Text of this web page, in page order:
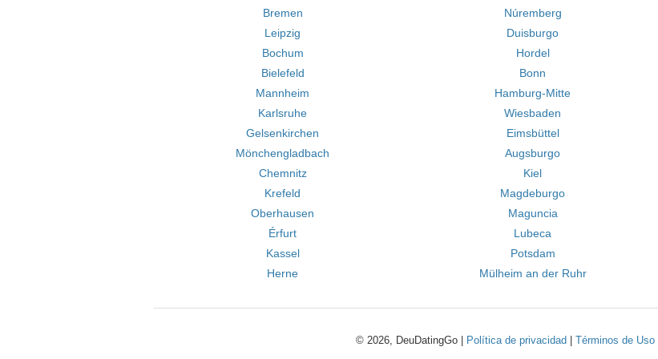
Bremen
Núremberg
Leipzig
Duisburgo
Bochum
Hordel
Bielefeld
Bonn
Mannheim
Hamburg-Mitte
Karlsruhe
Wiesbaden
Gelsenkirchen
Eimsbüttel
Mönchengladbach
Augsburgo
Chemnitz
Kiel
Krefeld
Magdeburgo
Oberhausen
Maguncia
Érfurt
Lubeca
Kassel
Potsdam
Herne
Mülheim an der Ruhr
© 2026, DeuDatingGo | Política de privacidad Términos de Uso|